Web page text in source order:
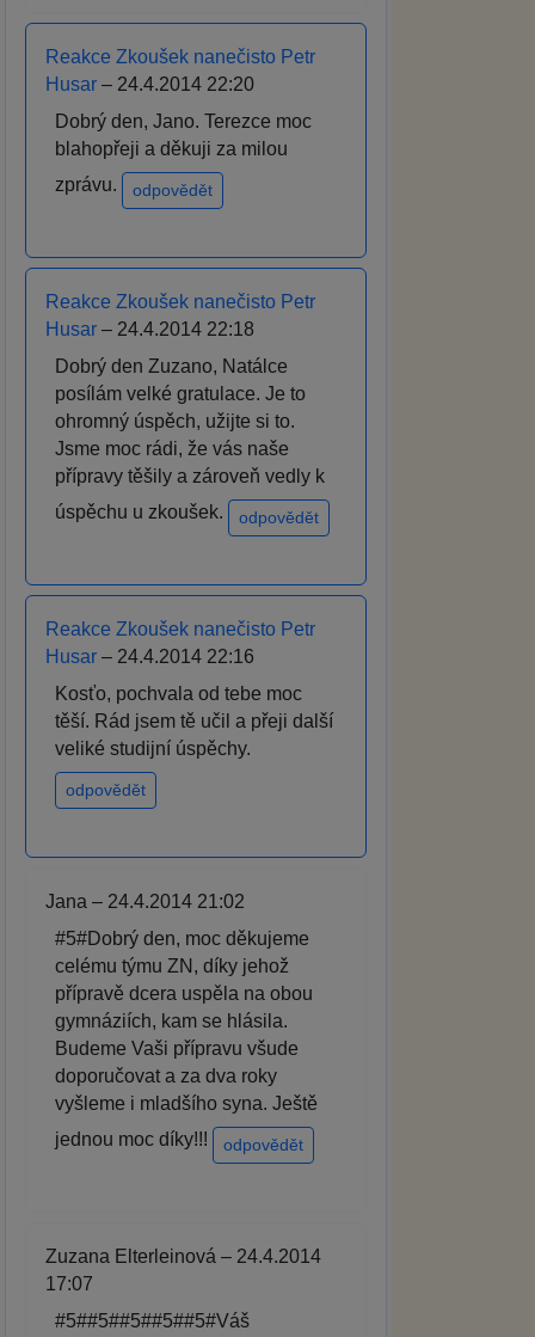
Reakce Zkoušek nanečisto Petr
Husar – 24.4.2014 22:20
Dobrý den, Jano. Terezce moc
blahopřeji a děkuji za milou
zprávu.
odpovědět
Reakce Zkoušek nanečisto Petr
Husar – 24.4.2014 22:18
Dobrý den Zuzano, Natálce
posílám velké gratulace. Je to
ohromný úspěch, užijte si to.
Jsme moc rádi, že vás naše
přípravy těšily a zároveň vedly k
úspěchu u zkoušek.
odpovědět
Reakce Zkoušek nanečisto Petr
Husar – 24.4.2014 22:16
Kosťo, pochvala od tebe moc
těší. Rád jsem tě učil a přeji další
veliké studijní úspěchy.
odpovědět
Jana – 24.4.2014 21:02
#5#Dobrý den, moc děkujeme
celému týmu ZN, díky jehož
přípravě dcera uspěla na obou
gymnáziích, kam se hlásila.
Budeme Vaši přípravu všude
doporučovat a za dva roky
vyšleme i mladšího syna. Ještě
jednou moc díky!!!
odpovědět
Zuzana Elterleinová – 24.4.2014
17:07
#5##5##5##5##5#Váš